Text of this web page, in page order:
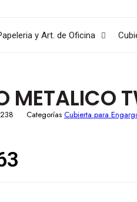
y Art. de Oficina
METALICO
Categorías Cubierta para